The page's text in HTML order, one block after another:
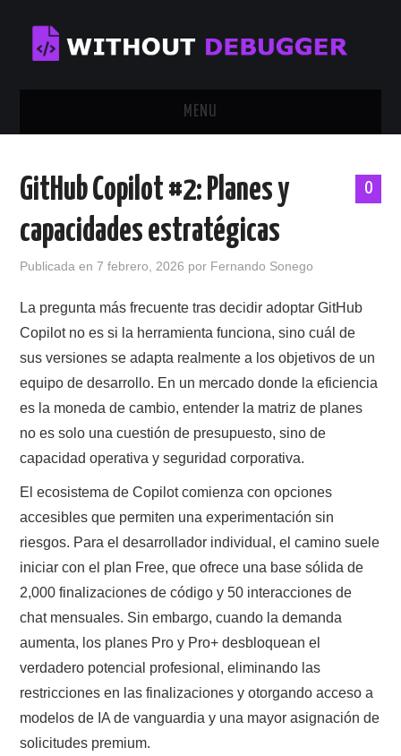
MENU
TUTORIALES
CALENDAR
SOBRE MÍ
0
GitHub Copilot #2: Planes y
capacidades estratégicas
Publicada en7 febrero, 2026 por Fernando Sonego
La pregunta más frecuente tras decidir adoptar GitHub
Copilot no es si la herramienta funciona, sino cuál de
sus versiones se adapta realmente a los objetivos de un
equipo de desarrollo. En un mercado donde la eficiencia
es la moneda de cambio, entender la matriz de planes
no es solo una cuestión de presupuesto, sino de
capacidad operativa y seguridad corporativa.
El ecosistema de Copilot comienza con opciones
accesibles que permiten una experimentación sin
riesgos. Para el desarrollador individual, el camino suele
iniciar con el plan Free, que ofrece una base sólida de
2,000 finalizaciones de código y 50 interacciones de
chat mensuales. Sin embargo, cuando la demanda
aumenta, los planes Pro y Pro+ desbloquean el
verdadero potencial profesional, eliminando las
restricciones en las finalizaciones y otorgando acceso a
modelos de IA de vanguardia y una mayor asignación de
solicitudes premium.